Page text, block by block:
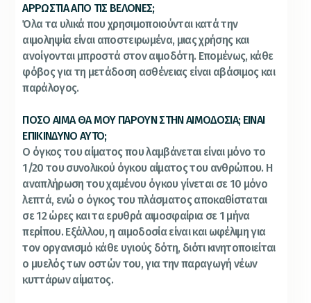
ΑΡΡΩΣΤΙΑ ΑΠΟ ΤΙΣ ΒΕΛΟΝΕΣ;
Όλα τα υλικά που χρησιμοποιούνται κατά την
αιμοληψία είναι αποστειρωμένα, μιας χρήσης και
ανοίγονται μπροστά στον αιμοδότη. Επομένως, κάθε
φόβος για τη μετάδοση ασθένειας είναι αβάσιμος και
παράλογος.
ΠΟΣΟ ΑΙΜΑ ΘΑ ΜΟΥ ΠΑΡΟΥΝ ΣΤΗΝ ΑΙΜΟΔΟΣΙΑ; ΕΙΝΑΙ
ΕΠΙΚΙΝΔΥΝΟ ΑΥΤΟ;
Ο όγκος του αίματος που λαμβάνεται είναι μόνο το
1/20 του συνολικού όγκου αίματος του ανθρώπου. Η
αναπλήρωση του χαμένου όγκου γίνεται σε 10 μόνο
λεπτά, ενώ ο όγκος του πλάσματος αποκαθίσταται
σε 12 ώρες και τα ερυθρά αιμοσφαίρια σε 1 μήνα
περίπου. Εξάλλου, η αιμοδοσία είναι και ωφέλιμη για
τον οργανισμό κάθε υγιούς δότη, διότι κινητοποιείται
ο μυελός των οστών του, για την παραγωγή νέων
κυττάρων αίματος.